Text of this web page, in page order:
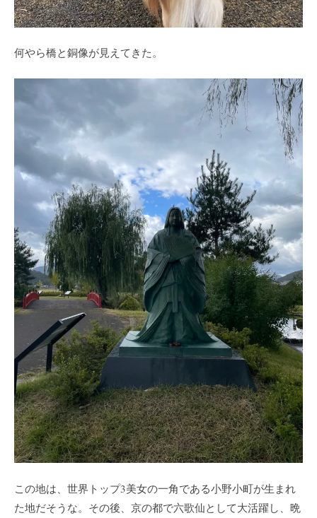
何やら橋と銅像が見えてきた。
この地は、世界トップ3美女の一角である小野小町が生まれ
た地だそうな。その後、京の都で六歌仙として大活躍し、晩